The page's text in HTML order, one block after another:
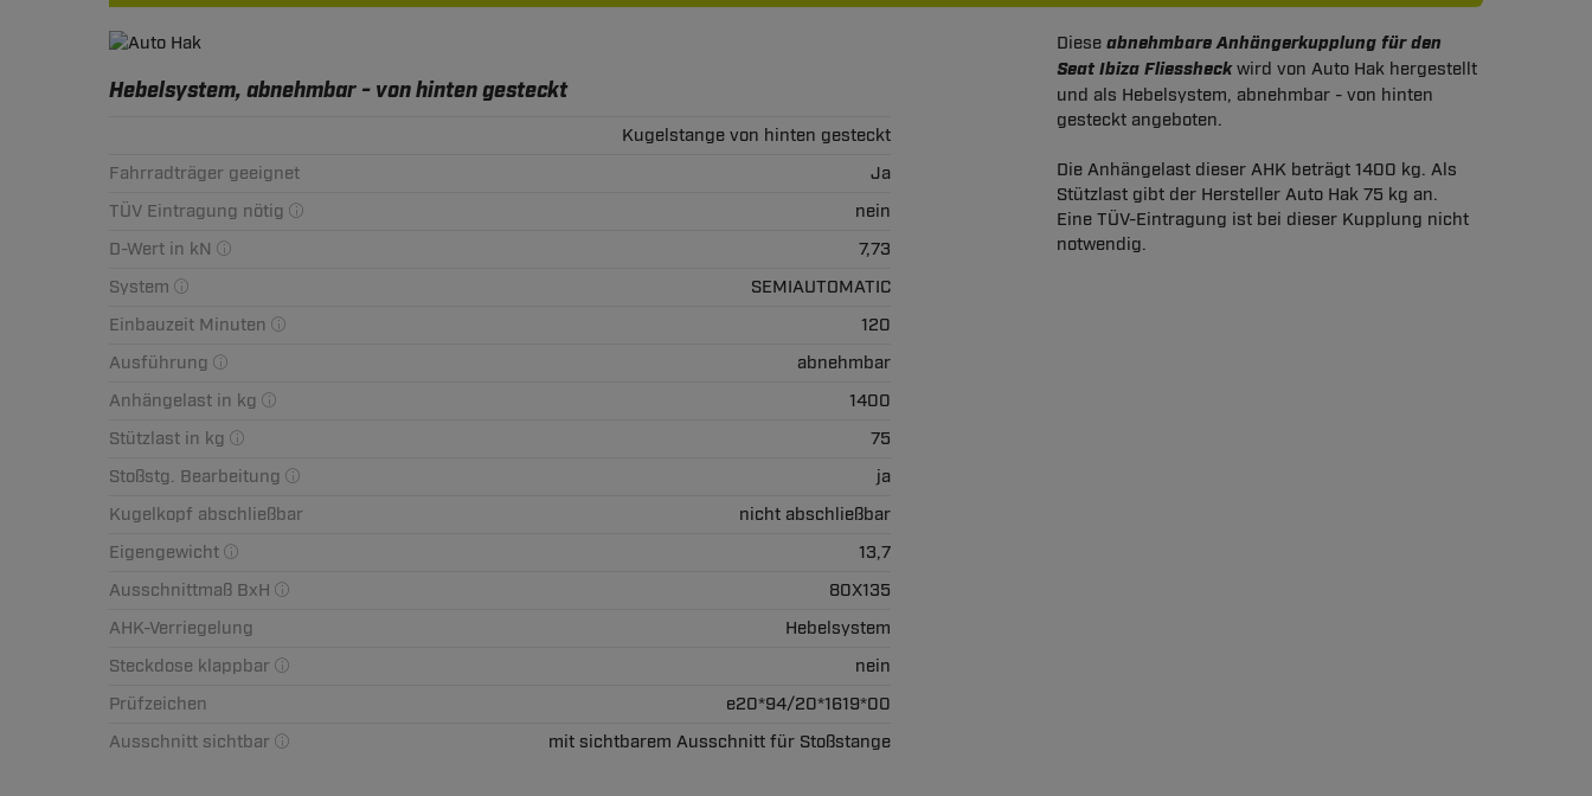
Hebelsystem, abnehmbar - von hinten gesteckt
Kugelstange von hinten gesteckt
Fahrradträger geeignet
Ja
TÜV Eintragung nötig
nein
D-Wert in kN
7,73
System
SEMIAUTOMATIC
Einbauzeit Minuten
120
Ausführung
abnehmbar
Anhängelast in kg
1400
Stützlast in kg
75
Stoßstg. Bearbeitung
ja
Kugelkopf abschließbar
nicht abschließbar
Eigengewicht
13,7
Ausschnittmaß BxH
80X135
AHK-Verriegelung
Hebelsystem
Steckdose klappbar
nein
Prüfzeichen
e20*94/20*1619*00
Ausschnitt sichtbar
mit sichtbarem Ausschnitt für Stoßstange
Diese abnehmbare Anhängerkupplung für den
Seat Ibiza Fliessheckwird von Auto Hak hergestellt
und als Hebelsystem, abnehmbar - von hinten
gesteckt angeboten.
Die Anhängelast dieser AHK beträgt 1400 kg. Als
Stützlast gibt der Hersteller Auto Hak 75 kg an.
Eine TÜV-Eintragung ist bei dieser Kupplung nicht
notwendig.